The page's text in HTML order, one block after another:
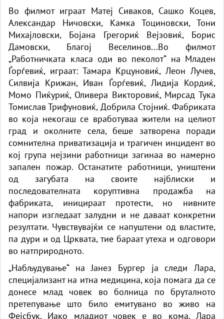
Во филмот играат Матеј Сиваков, Сашко Коцев,
Александар Ничовски, Камка Тоциновски, Тони
Михајловски, Бојана Грегориќ Вејзовиќ, Борис
Дамовски, Благој Веселинов...Во филмот
„Работничката класа оди во пеколот“ на Младен
Ѓорѓевиќ, играат: Тамара Крцуновиќ, Леон Лучев,
Силвија Крижан, Иван Ѓорѓевиќ, Лидија Кордиќ,
Момо Пиќуриќ, Оливера Викторовиќ, Мирсад Тука
Томислав Трифуновиќ, Добрила Стојниќ. Фабриката
во која некогаш се вработуваа жители на целиот
град и околните села, беше затворена поради
сомнителна приватизација и трагичен инцидент во
кој група нејзини работници загинаа во намерно
запален пожар. Останатите работници, уништени
од загубата на своите најблиски и
последователната коруптивна продажба на
фабриката, иницираат протести, но нивните
напори изгледаат залудни и не даваат конкретни
резултати. Чувствувајќи се напуштени од властите,
па дури и од Црквата, тие бараат утеха и одговори
во натприродното.
„Набљудување“ на Јанез Бургер ја следи Лара,
специјализант на итна медицина, која помага да се
донесе млад човек во болница по бруталното
претепување што било емитувано во живо на
Фејсбук. Иако младиот човек е во кома, Лара